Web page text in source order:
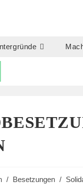
/ Besetzungen /